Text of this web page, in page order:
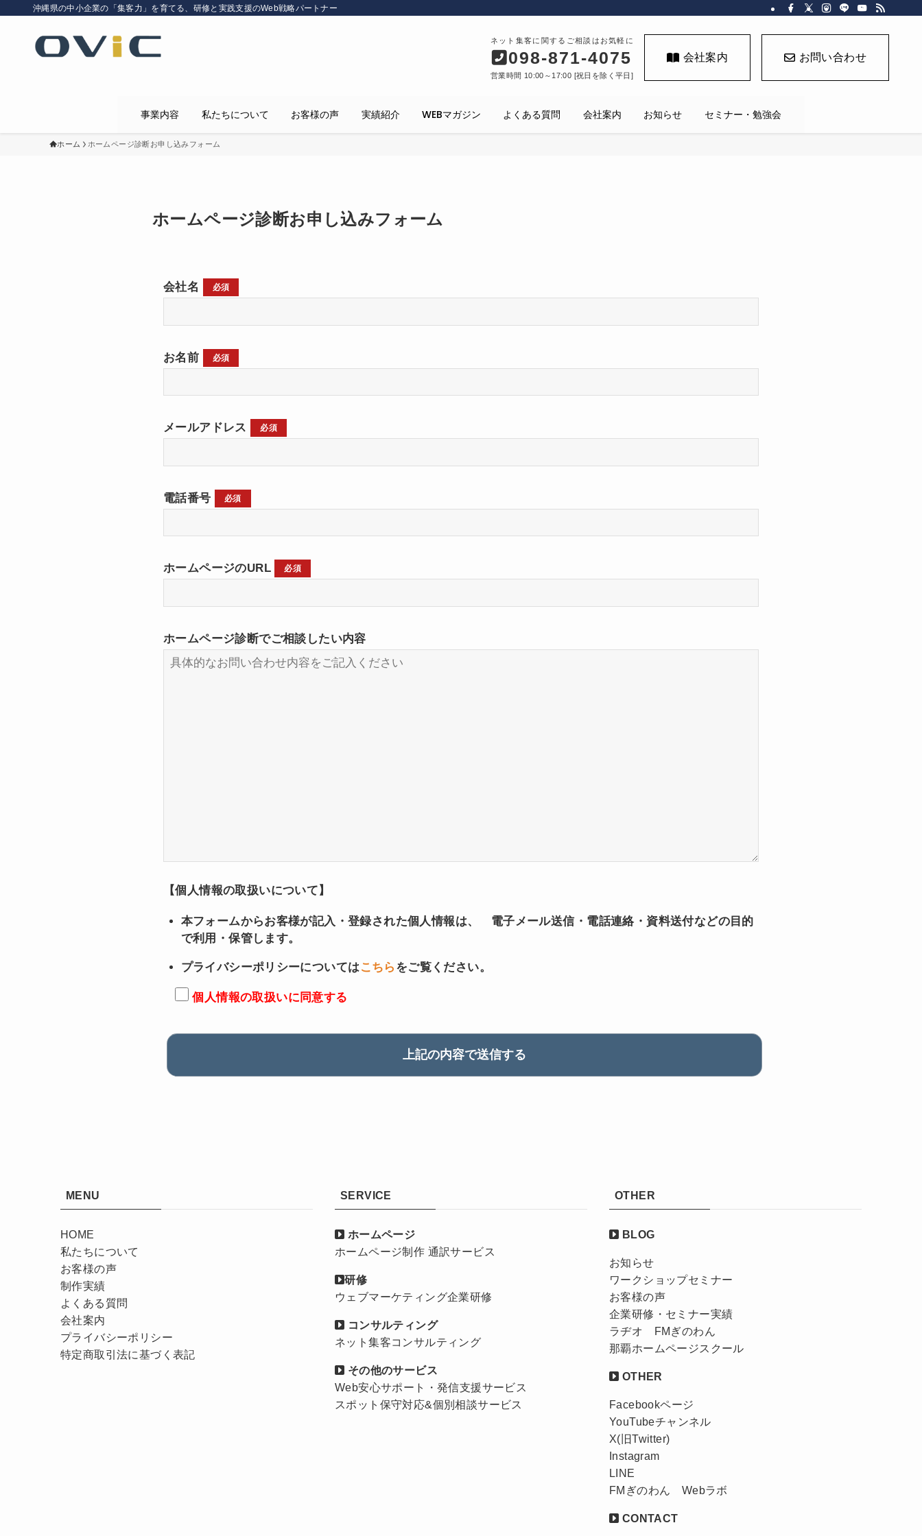
沖縄県の中小企業の「集客力」を育てる、研修と実践支援のWeb戦略パートナー
ネット集客に関するご相談はお気軽に
098-871-4075
営業時間 10:00～17:00 [祝日を除く平日]
会社案内 お問い合わせ
事業内容 私たちについて お客様の声 実績紹介 WEBマガジン よくある質問 会社案内 お知らせ セミナー・勉強会
ホーム ホームページ診断お申し込みフォーム
ホームページ診断お申し込みフォーム
会社名 必須
お名前 必須
メールアドレス 必須
電話番号 必須
ホームページのURL 必須
ホームページ診断でご相談したい内容
【個人情報の取扱いについて】
本フォームからお客様が記入・登録された個人情報は、 電子メール送信・電話連絡・資料送付などの目的
で利用・保管します。
プライバシーポリシーについてはこちら をご覧ください。
個人情報の取扱いに同意する
MENU
HOME
私たちについて
お客様の声
制作実績
よくある質問
会社案内
プライバシーポリシー
特定商取引法に基づく表記
SERVICE
ホームページ
ホームページ制作 通訳サービス
研修
ウェブマーケティング企業研修
コンサルティング
ネット集客コンサルティング
その他のサービス
Web安心サポート・発信支援サービス
スポット保守対応&個別相談サービス
OTHER
BLOG
お知らせ
ワークショップセミナー
お客様の声
企業研修・セミナー実績
ラヂオ FMぎのわん
那覇ホームページスクール
OTHER
Facebookページ
YouTubeチャンネル
X(旧Twitter)
Instagram
LINE
FMぎのわん Webラボ
CONTACT